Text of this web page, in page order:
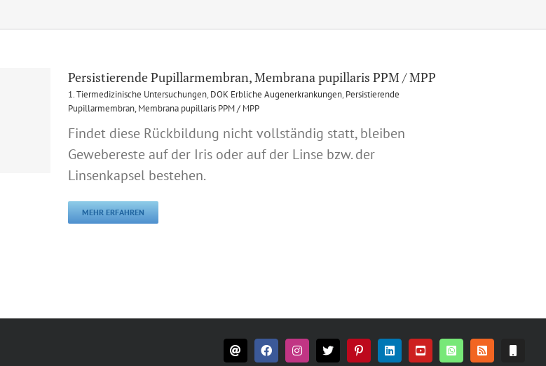
Persistierende Pupillarmembran, Membrana pupillaris PPM / MPP
1. Tiermedizinische Untersuchungen, DOK Erbliche Augenerkrankungen, Persistierende
Pupillarmembran, Membrana pupillaris PPM / MPP
Findet diese Rückbildung nicht vollständig statt, bleiben
Gewebereste auf der Iris oder auf der Linse bzw. der
Linsenkapsel bestehen.
MEHR ERFAHREN
E-
FacebookInstagram
X PinterestLinkedInYouTubeWhatsApp
Rss
CALL